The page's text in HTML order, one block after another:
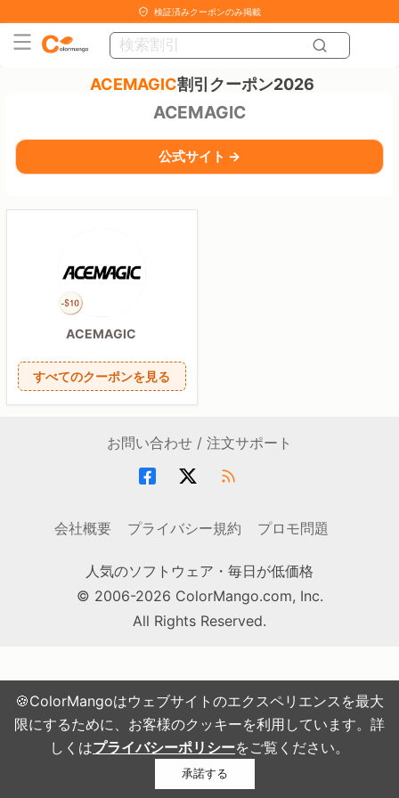
🍪ColorMangoはウェブサイトのエクスペリエンスを最大
限にするために、お客様のクッキーを利用しています。詳
しくはプライバシーポリシーをご覧ください。
承諾する
検証済みクーポンのみ掲載
ACEMAGIC割引クーポン2026
ACEMAGIC
公式サイト →
ACEMAGIC
すべてのクーポンを見る
お問い合わせ / 注文サポート
会社概要 プライバシー規約 プロモ問題
人気のソフトウェア・毎日が低価格
© 2006-2026 ColorMango.com, Inc.
All Rights Reserved.